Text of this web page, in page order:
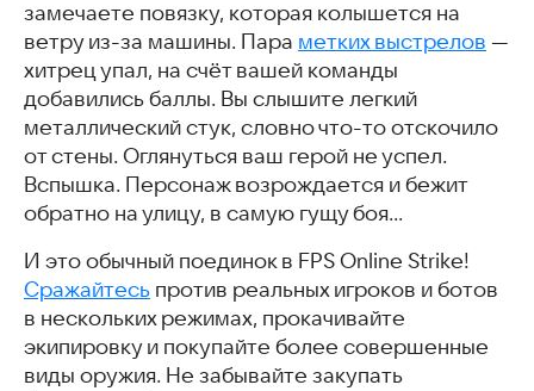
замечаете повязку, которая колышется на
ветру из-за машины. Пара метких выстрелов —
хитрец упал, на счёт вашей команды
добавились баллы. Вы слышите легкий
металлический стук, словно что-то отскочило
от стены. Оглянуться ваш герой не успел.
Вспышка. Персонаж возрождается и бежит
обратно на улицу, в самую гущу боя…
И это обычный поединок в FPS Online Strike!
Сражайтесь против реальных игроков и ботов
в нескольких режимах, прокачивайте
экипировку и покупайте более совершенные
виды оружия. Не забывайте закупать